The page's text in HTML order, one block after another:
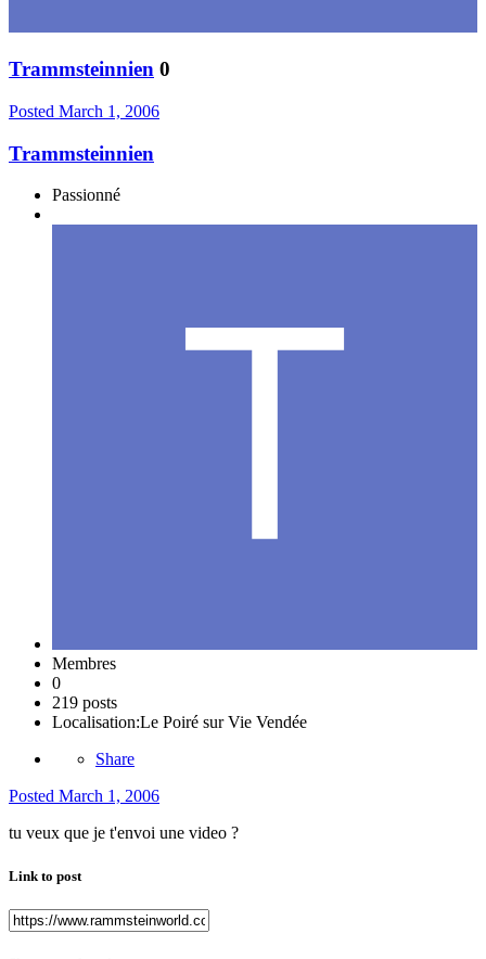
Trammsteinnien 0
Posted March 1, 2006
Trammsteinnien
Passionné
Membres
0
219 posts
Localisation:Le Poiré sur Vie Vendée
Share
Posted March 1, 2006
tu veux que je t'envoi une video ?
Link to post